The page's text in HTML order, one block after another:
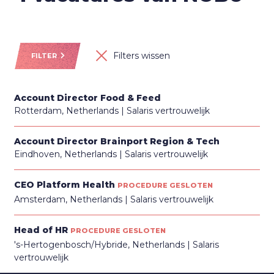
FILTER Filters wissen
Account Director Food & Feed
Rotterdam, Netherlands
Salaris vertrouwelijk
Account Director Brainport Region & Tech
Eindhoven, Netherlands
Salaris vertrouwelijk
CEO Platform Health PROCEDURE GESLOTEN
Amsterdam, Netherlands Salaris vertrouwelijk
Head of HR PROCEDURE GESLOTEN
's-Hertogenbosch/Hybride, Netherlands
Salaris
vertrouwelijk